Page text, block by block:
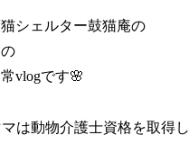
シェルター鼓猫庵の
vlogです🌸
は動物介護士資格を取得し